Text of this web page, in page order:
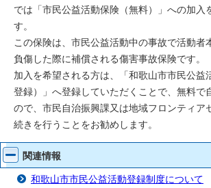
では「市民公益活動保険（無料）」への加入
す。
この保険は、市民公益活動中の事故で活動者
負傷した際に補償される傷害事故保険です。
加入を希望される方は、「和歌山市市民公益
登録）」へ登録していただくことで、無料で
ので、市民自治振興課又は地域フロンティア
続きを行うことをお勧めします。
関連情報
和歌山市市民公益活動登録制度について